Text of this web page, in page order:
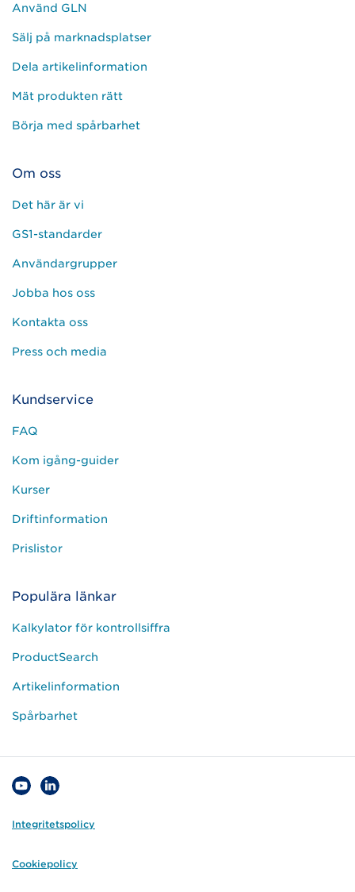
Använd GLN
Sälj på marknadsplatser
Dela artikelinformation
Mät produkten rätt
Börja med spårbarhet
Om oss
Det här är vi
GS1-standarder
Användargrupper
Jobba hos oss
Kontakta oss
Press och media
Kundservice
FAQ
Kom igång-guider
Kurser
Driftinformation
Prislistor
Populära länkar
Kalkylator för kontrollsiffra
ProductSearch
Artikelinformation
Spårbarhet
Integritetspolicy
Cookiepolicy